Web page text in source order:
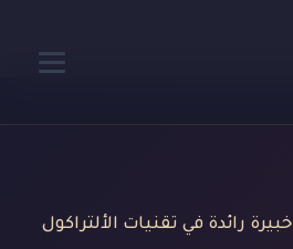
خبيرة رائدة في تقنيات الألتراكول